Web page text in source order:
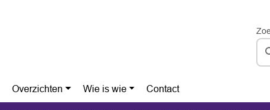
Overzichten Wie is wie Contact